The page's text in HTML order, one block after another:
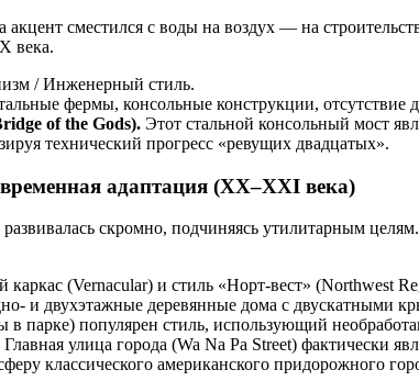
сместился с воды на воздух — на
века.
/ Инженерный стиль.
фермы, консольные конструкции, отсутствие
of the Gods). Этот стальной консольный мост
технический прогресс «ревущих двадцатых».
адаптация (XX–XXI века)
скромно, подчиняясь утилитарным
(Vernacular) и стиль «Норт-вест» (Northwest
и двухэтажные деревянные дома с двускатными
в парке) популярен стиль, использующий
Главная улица города (Wa Na Pa Street) фактически
классического американского придорожного